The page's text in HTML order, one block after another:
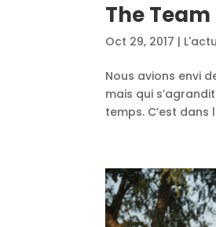
The Team
Oct 29, 2017 |
Nous avions envi
mais qui
temps. C’est dans